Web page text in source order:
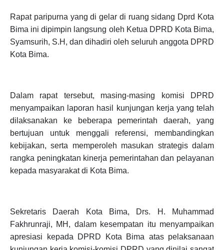
Rapat paripurna yang di gelar di ruang sidang Dprd Kota
Bima ini dipimpin langsung oleh Ketua DPRD Kota Bima,
Syamsurih, S.H, dan dihadiri oleh seluruh anggota DPRD
Kota Bima.
Dalam rapat tersebut, masing-masing komisi DPRD
menyampaikan laporan hasil kunjungan kerja yang telah
dilaksanakan ke beberapa pemerintah daerah, yang
bertujuan untuk menggali referensi, membandingkan
kebijakan, serta memperoleh masukan strategis dalam
rangka peningkatan kinerja pemerintahan dan pelayanan
kepada masyarakat di Kota Bima.
Sekretaris Daerah Kota Bima, Drs. H. Muhammad
Fakhrunraji, MH, dalam kesempatan itu menyampaikan
apresiasi kepada DPRD Kota Bima atas pelaksanaan